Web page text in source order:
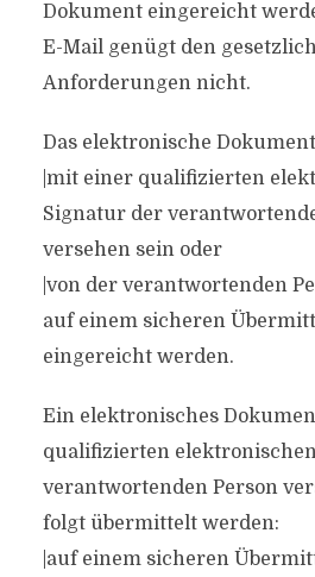
Dokument eingereicht
E-Mail genügt den
Anforderungen nicht.
Das elektronische
|mit einer qualifizierten
Signatur der
versehen sein oder
|von der verantwortenden
auf einem sicheren
eingereicht werden.
Ein elektronisches
qualifizierten
verantwortenden Person
folgt übermittelt werden:
|auf einem sicheren